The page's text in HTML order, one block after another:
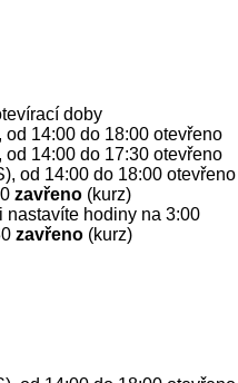
doby
od 14:00 do 18:00 otevřeno
od 14:00 do 17:30 otevřeno
od 14:00 do 18:00 otevřeno
zavřeno (kurz)
hodiny na 3:00
zavřeno (kurz)